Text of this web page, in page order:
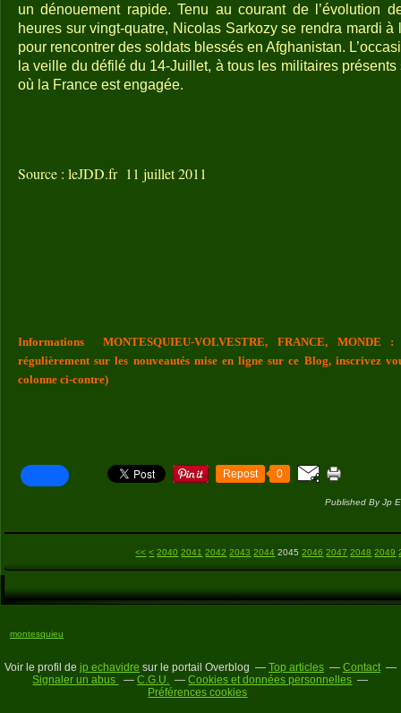
un dénouement rapide. Tenu au courant de l’évolution
heures sur vingt-quatre, Nicolas Sarkozy se rendra mardi à
pour rencontrer des soldats blessés en Afghanistan.
la veille du défilé du 14-Juillet, à tous les militaires
où la France est engagée.
Source : leJDD.fr 11 juillet 2011
Informations MONTESQUIEU-VOLVESTRE, FRANCE, MONDE
régulièrement sur les nouveautés mise en ligne sur ce Blog, inscrivez
colonne ci-contre)
Repost 0
Published By Jp
<< < 2000
2010
2020
2030
2040 2041 2042 2043 2044 2045 2046 2047 2048 2049
montesquieu
Voir le profil de jp echavidre sur le portail Overblog Top articles
Contact
Signaler un abus
C.G.U.
Cookies et données personnelles
Préférences cookies